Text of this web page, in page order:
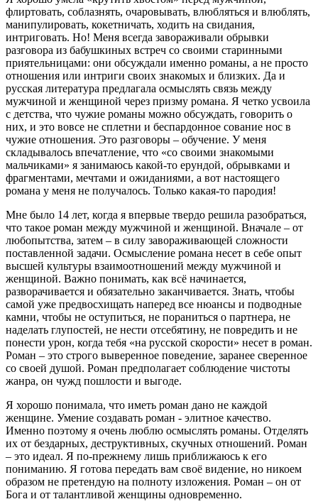
флиртовать, соблазнять, очаровывать, влюбляться и влюблять,
манипулировать, кокетничать, ходить на свидания,
интриговать. Но! Меня всегда завораживали обрывки
разговора из бабушкиных встреч со своими старинными
приятельницами: они обсуждали именно романы, а не просто
отношения или интриги своих знакомых и близких. Да и
русская литература предлагала осмыслять связь между
мужчиной и женщиной через призму романа. Я четко усвоила
с детства, что чужие романы можно обсуждать, говорить о
них, и это вовсе не сплетни и беспардонное сование нос в
чужие отношения. Это разговоры – обучение. У меня
складывалось впечатление, что «со своими знакомыми
мальчиками» я занимаюсь какой-то ерундой, обрывками и
фрагментами, мечтами и ожиданиями, а вот настоящего
романа у меня не получалось. Только какая-то пародия!
Мне было 14 лет, когда я впервые твердо решила разобраться,
что такое роман между мужчиной и женщиной. Вначале – от
любопытства, затем – в силу завораживающей сложности
поставленной задачи. Осмысление романа несет в себе опыт
высшей культуры взаимоотношений между мужчиной и
женщиной. Важно понимать, как всё начинается,
разворачивается и обязательно заканчивается. Знать, чтобы
самой уже предвосхищать наперед все нюансы и подводные
камни, чтобы не оступиться, не пораниться о партнера, не
наделать глупостей, не нести отсебятину, не повредить и не
понести урон, когда тебя «на русской скорости» несет в роман.
Роман – это строго выверенное поведение, заранее сверенное
со своей душой. Роман предполагает соблюдение чистоты
жанра, он чужд пошлости и выгоде.
Я хорошо понимала, что иметь роман дано не каждой
женщине. Умение создавать роман - элитное качество.
Именно поэтому я очень люблю осмыслять романы. Отделять
их от бездарных, деструктивных, скучных отношений. Роман
– это идеал. Я по-прежнему лишь приближаюсь к его
пониманию. Я готова передать вам своё видение, но никоем
образом не претендую на полноту изложения. Роман – он от
Бога и от талантливой женщины одновременно.